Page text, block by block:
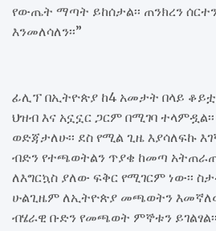
የውጤት ማጣት ይከሰታል፡፡ ጠንክረን
እንመለሳለን፡፡”
ፊሊፕ በኢትዮጵያ ከ4 አመታት በላይ
ህዝብ እና አኗኗር ጋርም በሚገባ
ወድጃታለሁ፡፡ ደስ የሚል ጊዜ እያሳለፍኩ
ብድን የተጫወትልን ጥያቄ ከመጣ
ለእግርኳስ ያለው ፍቅር የሚገርም ነው፡፡
ሁልጊዜም ለኢትዮጵያ መጫወትን
ብሄራዊ ቡድን የመጫወት ምኞቱን ይገልፃል፡፡